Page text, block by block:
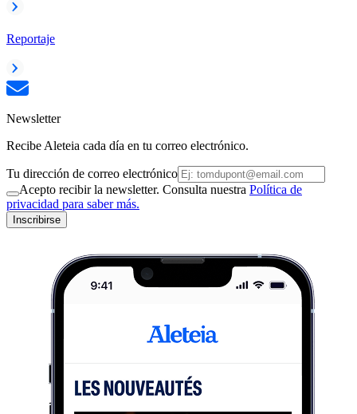
Reportaje
Newsletter
Recibe Aleteia cada día en tu correo electrónico.
Tu dirección de correo electrónico
Acepto recibir la newsletter. Consulta nuestra Política de
privacidad para saber más.
Inscribirse